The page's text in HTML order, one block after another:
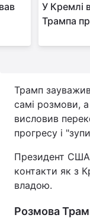
У Кремлі
Трампа
Трамп
самі розмови, а
висловив
прогресу і
Президент
контакти як з
владою.
Розмова